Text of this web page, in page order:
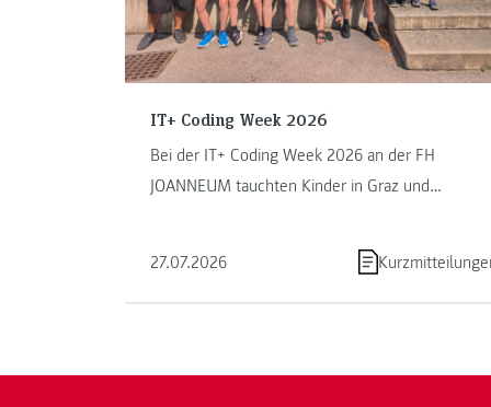
IT+ Coding Week 2026
Bei der IT+ Coding Week 2026 an der FH
JOANNEUM tauchten Kinder in Graz und
27.07.2026